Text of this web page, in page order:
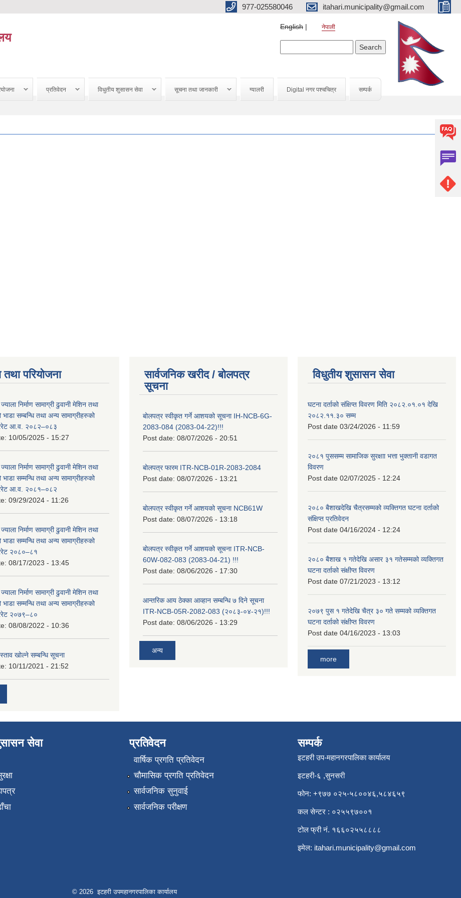
977-025580046 itahari.municipality@gmail.com
English नेपाली
प्रतिवेदन विधुतीय शुसासन सेवा सूचना तथा जानकारी ग्यालरी Digital नगर पश्चचित्र सम्पर्क
तथा परियोजना
निर्माण सामाग्री ढुवानी मेशिन तथा
सम्बन्धि तथा अन्य सामाग्रीहरुको
आ.व. २०८२–०८३
10/05/2025 - 15:27
निर्माण सामाग्री ढुवानी मेशिन तथा
सम्मन्धि तथा अन्य सामाग्रीहरुको
आ.व. २०८१–०८२
09/29/2024 - 11:26
निर्माण सामाग्री ढुवानी मेशिन तथा
सम्मन्धि तथा अन्य सामाग्रीहरुको
२०८०–८१
08/17/2023 - 13:45
निर्माण सामाग्री ढुवानी मेशिन तथा
सम्मन्धि तथा अन्य सामाग्रीहरुको
२०७९–८०
08/08/2022 - 10:36
खोल्ने सम्बन्धि सूचना
10/11/2021 - 21:52
सार्वजनिक खरीद / बोलपत्र
सूचना
बोलपत्र स्वीकृत गर्ने आशयको सूचना IH-NCB-6G-
2083-084 (2083-04-22)!!!
Post date: 08/07/2026 - 20:51
बोलपत्र फारम ITR-NCB-01R-2083-2084
Post date: 08/07/2026 - 13:21
बोलपत्र स्वीकृत गर्ने आशयको सूचना NCB61W
Post date: 08/07/2026 - 13:18
बोलपत्र स्वीकृत गर्ने आशयको सूचना ITR-NCB-
60W-082-083 (2083-04-21) !!!
Post date: 08/06/2026 - 17:30
आन्तरिक आय ठेक्का आव्हान सम्बन्धि ७ दिने सूचना
ITR-NCB-05R-2082-083 (२०८३-०४-२१)!!!
Post date: 08/06/2026 - 13:29
अन्य
विधुतीय शुसासन सेवा
घटना दर्ताको संक्षिप्त विवरण मिति २०८२.०१.०१ देखि
२०८२.११.३० सम्म
Post date 03/24/2026 - 11:59
२०८१ पुससम्म सामाजिक सुरक्षाा भत्ता भुक्तानी वडागत
विवरण
Post date 02/07/2025 - 12:24
२०८० बैशाखदेखि चैत्रसम्मको व्यक्तिगत घटना दर्ताको
संक्षिप्त प्रतिवेदन
Post date 04/16/2024 - 12:24
२०८० बैशाख १ गतेदेखि असार ३१ गतेसम्मको व्यक्तिगत
घटना दर्ताको संक्षीप्त विवरण
Post date 07/21/2023 - 13:12
२०७९ पुस १ गतेदेखि चैत्र ३० गते सम्मको व्यक्तिगत
घटना दर्ताको संक्षीप्त विवरण
Post date 04/16/2023 - 13:03
more
सेवा प्रतिवेदन
वार्षिक प्रगति प्रतिवेदन
चौमासिक प्रगति प्रतिवेदन
सार्वजनिक सुनुवाई
सार्वजनिक परीक्षण
सम्पर्क
इटहरी उप-महानगरपालिका कार्यालय
इटहरी-६ ,सुनसरी
फोन: +९७७ ०२५-५८००४६,५८४६५९
कल सेन्टर : ०२५५९७००१
टोल फ्री नं. १६६०२५५८८८८
इमेल: itahari.municipality@gmail.com
© 2026 इटहरी उपमहानगरपालिका कार्यालय